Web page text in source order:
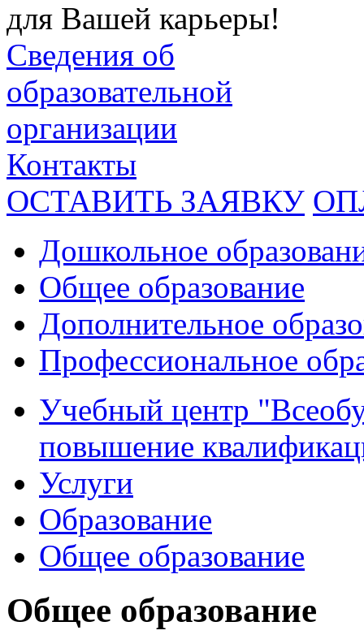
для Вашей карьеры!
Сведения об
образовательной
организации
Контакты
ОСТАВИТЬ ЗАЯВКУ
Дошкольное
Общее образование
Дополнительное
Профессиональное
Учебный центр
повышение
Услуги
Образование
Общее образование
Общее образование